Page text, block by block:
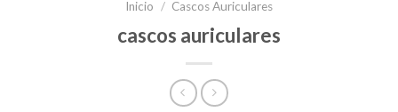
Inicio / Cascos Auriculares
cascos auriculares